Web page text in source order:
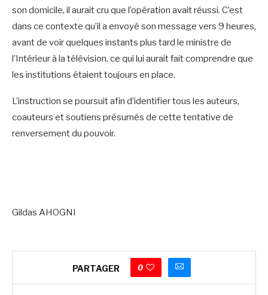
son domicile, il aurait cru que l’opération avait réussi. C’est
dans ce contexte qu’il a envoyé son message vers 9 heures,
avant de voir quelques instants plus tard le ministre de
l’Intérieur à la télévision, ce qui lui aurait fait comprendre que
les institutions étaient toujours en place.
L’instruction se poursuit afin d’identifier tous les auteurs,
coauteurs et soutiens présumés de cette tentative de
renversement du pouvoir.
Gildas AHOGNI
PARTAGER 0